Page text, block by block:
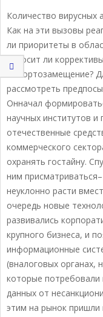
Количество вирусных
Как на эти вызовы
ли приоритеты в
ивносит ли
импортозамещение?
рассмотреть
Онначал
научных институтов и
отечественные
коммерческого
охранять гостайну.
ним
неуклонно расти
очередь новые
развивались
крупного бизнеса, и
информационные
(вналоговых
которые потребовали
данных от
этим на рынок